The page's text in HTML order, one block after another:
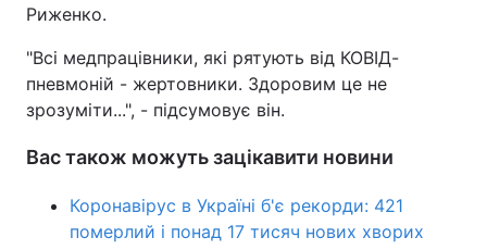
Риженко.
"Всі медпрацівники, які рятують від КОВІД-
пневмоній - жертовники. Здоровим це не
зрозуміти...", - підсумовує він.
Вас також можуть зацікавити новини
Коронавірус в Україні б'є рекорди: 421
померлий і понад 17 тисяч нових хворих